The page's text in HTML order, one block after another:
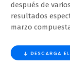
después de
resultados
marzo
DESCARGA